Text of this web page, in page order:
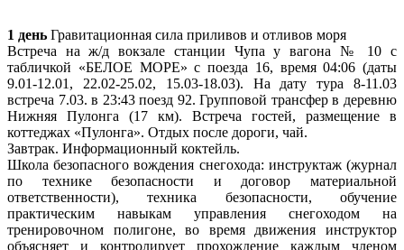
1 день Гравитационная сила приливов и отливов моря
Встреча на ж/д вокзале станции Чупа у вагона № 10 с
табличкой «БЕЛОЕ МОРЕ» с поезда 16, время 04:06 (даты
9.01-12.01, 22.02-25.02, 15.03-18.03). На дату тура 8-11.03
встреча 7.03. в 23:43 поезд 92. Групповой трансфер в деревню
Нижняя Пулонга (17 км). Встреча гостей, размещение в
коттеджах «Пулонга». Отдых после дороги, чай.
Завтрак. Информационный коктейль.
Школа безопасного вождения снегохода: инструктаж (журнал
по технике безопасности и договор материальной
ответственности), техника безопасности, обучение
практическим навыкам управления снегоходом на
тренировочном полигоне, во время движения инструктор
объясняет и контролирует прохождение каждым членом